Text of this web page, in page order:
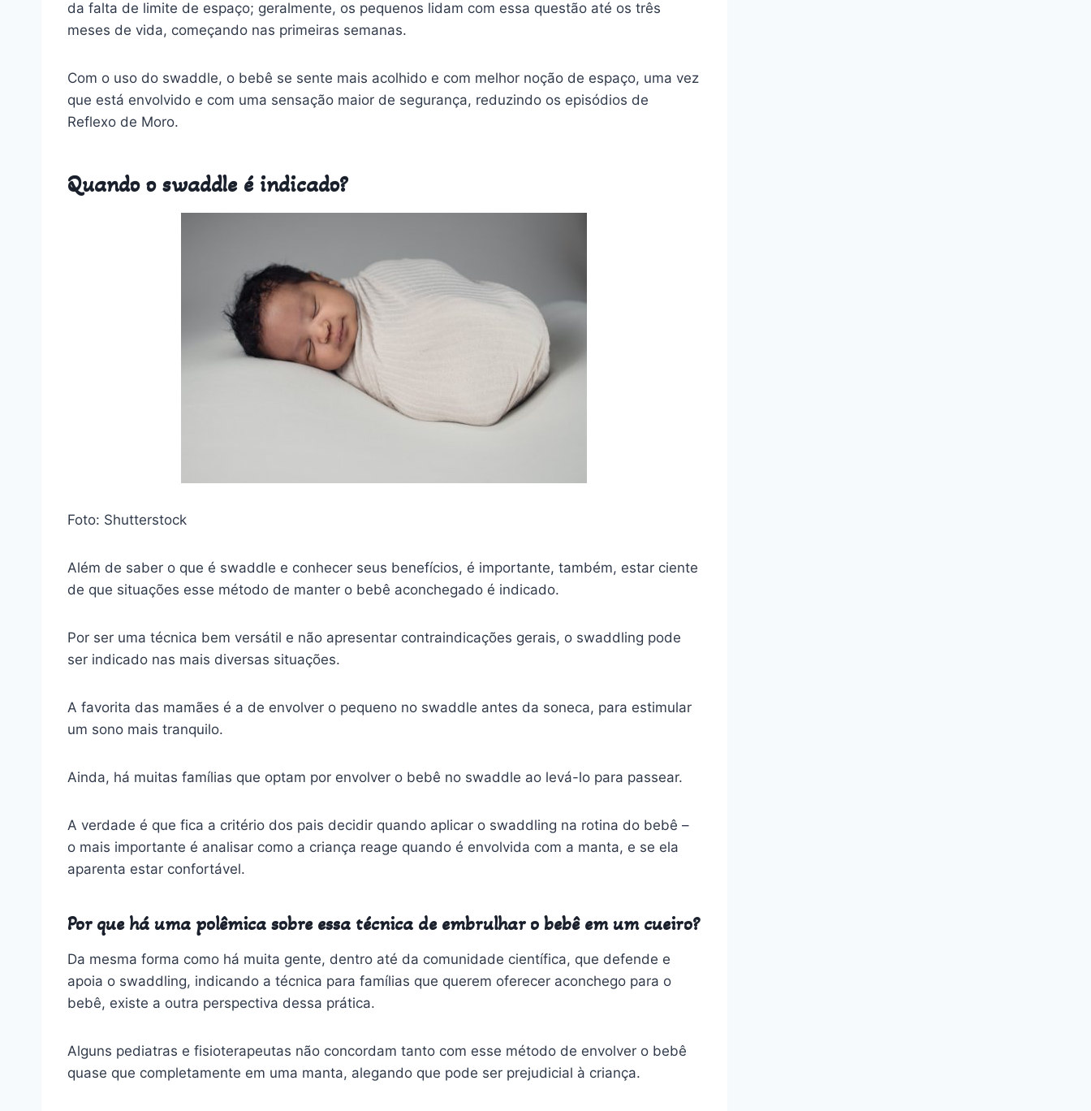
da falta de limite de espaço; geralmente, os pequenos lidam com essa questão até os três
meses de vida, começando nas primeiras semanas.
Com o uso do swaddle, o bebê se sente mais acolhido e com melhor noção de espaço, uma vez
que está envolvido e com uma sensação maior de segurança, reduzindo os episódios de
Reflexo de Moro.
Quando o swaddle é indicado?
Foto: Shutterstock
Além de saber o que é swaddle e conhecer seus benefícios, é importante, também, estar ciente
de que situações esse método de manter o bebê aconchegado é indicado.
Por ser uma técnica bem versátil e não apresentar contraindicações gerais, o swaddling pode
ser indicado nas mais diversas situações.
A favorita das mamães é a de envolver o pequeno no swaddle antes da soneca, para estimular
um sono mais tranquilo.
Ainda, há muitas famílias que optam por envolver o bebê no swaddle ao levá-lo para passear.
A verdade é que fica a critério dos pais decidir quando aplicar o swaddling na rotina do bebê –
o mais importante é analisar como a criança reage quando é envolvida com a manta, e se ela
aparenta estar confortável.
Por que há uma polêmica sobre essa técnica de embrulhar o bebê em um cueiro?
Da mesma forma como há muita gente, dentro até da comunidade científica, que defende e
apoia o swaddling, indicando a técnica para famílias que querem oferecer aconchego para o
bebê, existe a outra perspectiva dessa prática.
Alguns pediatras e fisioterapeutas não concordam tanto com esse método de envolver o bebê
quase que completamente em uma manta, alegando que pode ser prejudicial à criança.